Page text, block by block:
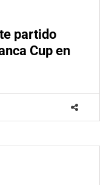
partido
Cup en